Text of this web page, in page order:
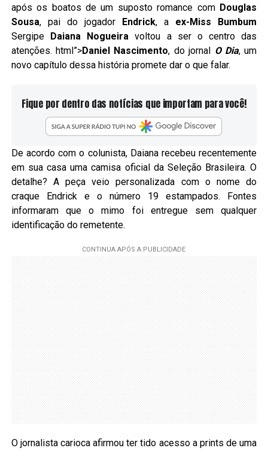
após os boatos de um suposto romance com Douglas
Sousa, pai do jogador Endrick, a ex-Miss Bumbum
Sergipe Daiana Nogueira voltou a ser o centro das
atenções. html”>Daniel Nascimento, do jornal O Dia, um
novo capítulo dessa história promete dar o que falar.
Fique por dentro das notícias que importam para você!
De acordo com o colunista, Daiana recebeu recentemente
em sua casa uma camisa oficial da Seleção Brasileira. O
detalhe? A peça veio personalizada com o nome do
craque Endrick e o número 19 estampados. Fontes
informaram que o mimo foi entregue sem qualquer
identificação do remetente.
O jornalista carioca afirmou ter tido acesso a prints de uma